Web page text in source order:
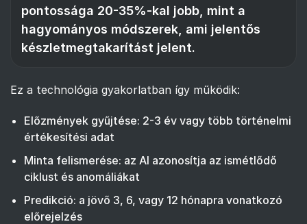
pontossága 20-35%-kal jobb, mint a
hagyományos módszerek, ami jelentős
készletmegtakarítást jelent.
Ez a technológia gyakorlatban így működik:
Előzmények gyűjtése: 2-3 év vagy több történelmi
értékesítési adat
Minta felismerése: az AI azonosítja az ismétlődő
ciklust és anomáliákat
Predikció: a jövő 3, 6, vagy 12 hónapra vonatkozó
előrejelzés